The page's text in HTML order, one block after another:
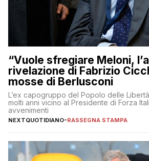
“Vuole sfregiare Meloni,
rivelazione di Fabrizio
mosse di Berlusconi
L’ex capogruppo del Popolo delle
molti anni vicino al Presidente di Forza
avvenimenti
NEXTQUOTIDIANO-RASSEGNA STAMPA